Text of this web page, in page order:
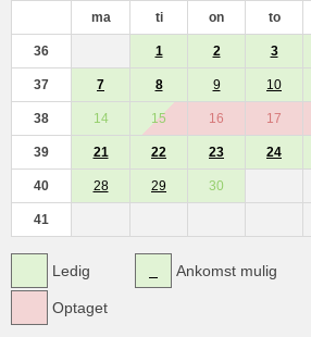
ma ti on to
36 1 2 3
37 7 8 9 10
38 14 15 16 17
39 21 22 23 24
40 28 29 30
41
Ledig
Optaget
Ankomst mulig